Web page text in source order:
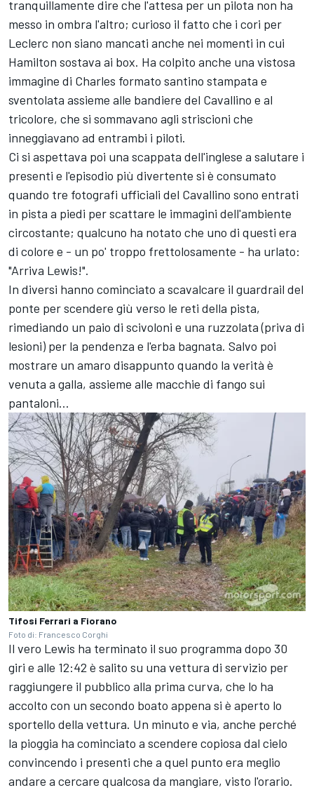
tranquillamente dire che l'attesa per un pilota non ha
messo in ombra l'altro; curioso il fatto che i cori per
Leclerc non siano mancati anche nei momenti in cui
Hamilton sostava ai box. Ha colpito anche una vistosa
immagine di Charles formato santino stampata e
sventolata assieme alle bandiere del Cavallino e al
tricolore, che si sommavano agli striscioni che
inneggiavano ad entrambi i piloti.
Ci si aspettava poi una scappata dell'inglese a salutare i
presenti e l'episodio più divertente si è consumato
quando tre fotografi ufficiali del Cavallino sono entrati
in pista a piedi per scattare le immagini dell'ambiente
circostante; qualcuno ha notato che uno di questi era
di colore e - un po' troppo frettolosamente - ha urlato:
"Arriva Lewis!".
In diversi hanno cominciato a scavalcare il guardrail del
ponte per scendere giù verso le reti della pista,
rimediando un paio di scivoloni e una ruzzolata (priva di
lesioni) per la pendenza e l'erba bagnata. Salvo poi
mostrare un amaro disappunto quando la verità è
venuta a galla, assieme alle macchie di fango sui
pantaloni...
Tifosi Ferrari a Fiorano
Foto di: Francesco Corghi
Il vero Lewis ha terminato il suo programma dopo 30
giri e alle 12:42 è salito su una vettura di servizio per
raggiungere il pubblico alla prima curva, che lo ha
accolto con un secondo boato appena si è aperto lo
sportello della vettura. Un minuto e via, anche perché
la pioggia ha cominciato a scendere copiosa dal cielo
convincendo i presenti che a quel punto era meglio
andare a cercare qualcosa da mangiare, visto l'orario.